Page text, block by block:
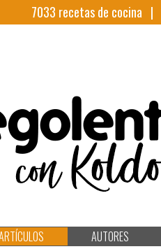
7033 recetas de cocina |
AUTORES